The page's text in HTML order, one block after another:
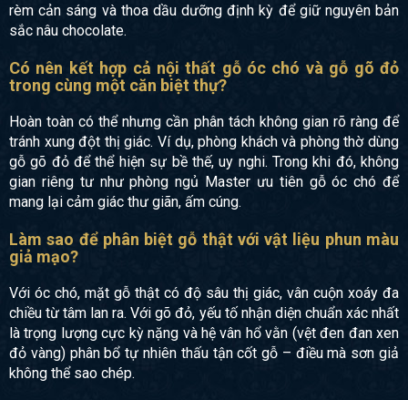
rèm cản sáng và thoa dầu dưỡng định kỳ để giữ nguyên bản
sắc nâu chocolate.
Có nên kết hợp cả nội thất gỗ óc chó và gỗ gõ đỏ
trong cùng một căn biệt thự?
Hoàn toàn có thể nhưng cần phân tách không gian rõ ràng để
tránh xung đột thị giác. Ví dụ, phòng khách và phòng thờ dùng
gỗ gõ đỏ để thể hiện sự bề thế, uy nghi. Trong khi đó, không
gian riêng tư như phòng ngủ Master ưu tiên gỗ óc chó để
mang lại cảm giác thư giãn, ấm cúng.
Làm sao để phân biệt gỗ thật với vật liệu phun màu
giả mạo?
Với óc chó, mặt gỗ thật có độ sâu thị giác, vân cuộn xoáy đa
chiều từ tâm lan ra. Với gõ đỏ, yếu tố nhận diện chuẩn xác nhất
là trọng lượng cực kỳ nặng và hệ vân hổ vằn (vệt đen đan xen
đỏ vàng) phân bổ tự nhiên thấu tận cốt gỗ – điều mà sơn giả
không thể sao chép.